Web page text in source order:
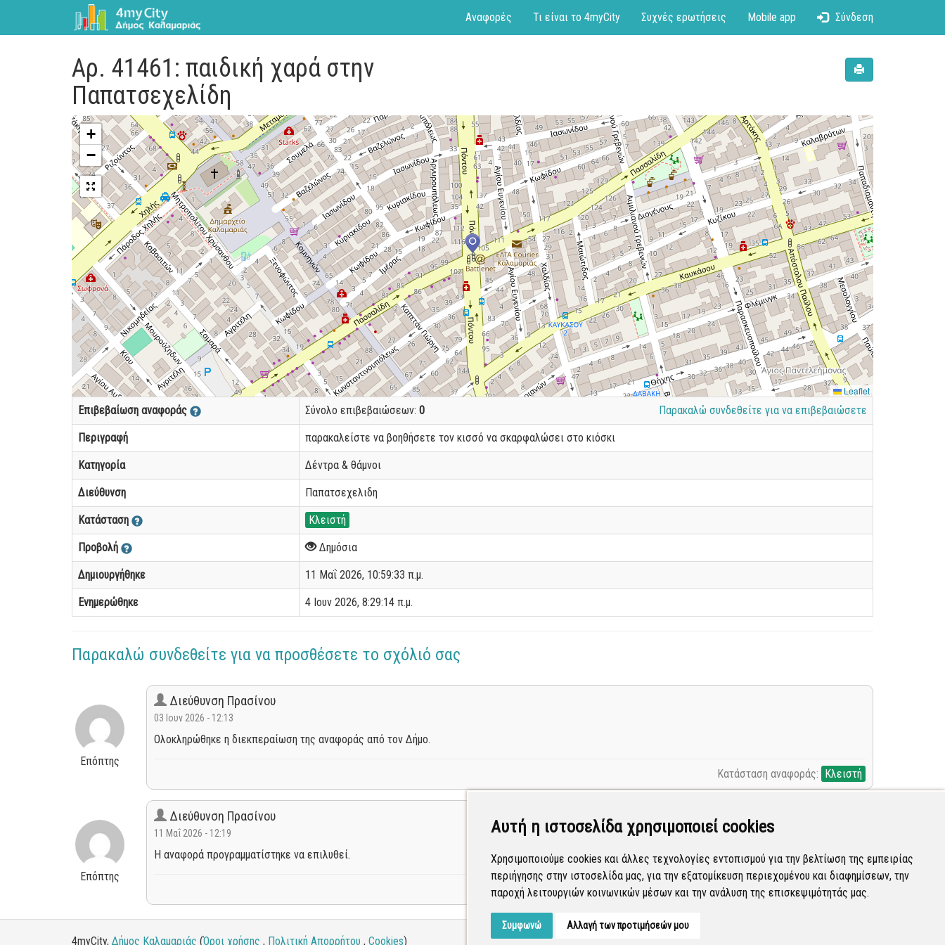
Αυτή η ιστοσελίδα χρησιμοποιεί cookies
Χρησιμοποιούμε cookies και άλλες τεχνολογίες εντοπισμού για την βελτίωση της εμπειρίας
περιήγησης στην ιστοσελίδα μας, για την εξατομίκευση περιεχομένου και διαφημίσεων, την
παροχή λειτουργιών κοινωνικών μέσων και την ανάλυση της επισκεψιμότητάς μας.
Συμφωνώ Αλλαγή των προτιμήσεών μου
Αναφορές Τι είναι το 4myCity Συχνές ερωτήσεις Mobile app Σύνδεση
Αρ. 41461: παιδική χαρά στην
Παπατσεχελίδη
+
−
Leaflet
Επιβεβαίωση αναφοράς Σύνολο επιβεβαιώσεων: 0 Παρακαλώ συνδεθείτε για να επιβεβαιώσετε
Περιγραφή παρακαλείστε να βοηθήσετε τον κισσό να σκαρφαλώσει στο κιόσκι
Κατηγορία Δέντρα & θάμνοι
Διεύθυνση Παπατσεχελιδη
Κατάσταση Κλειστή
Προβολή Δημόσια
Δημιουργήθηκε 11 Μαΐ 2026, 10:59:33 π.μ.
Ενημερώθηκε 4 Ιουν 2026, 8:29:14 π.μ.
Παρακαλώ συνδεθείτε για να προσθέσετε το σχόλιό σας
Επόπτης
Διεύθυνση Πρασίνου
03 Ιουν 2026 - 12:13
Ολοκληρώθηκε η διεκπεραίωση της αναφοράς από τον Δήμο.
Κατάσταση αναφοράς: Κλειστή
Επόπτης
Διεύθυνση Πρασίνου
11 Μαΐ 2026 - 12:19
Η αναφορά προγραμματίστηκε να επιλυθεί.
Κατάσταση αναφοράς: Προγραμματισμένη
4myCity, Δήμος Καλαμαριάς (Όροι χρήσης , Πολιτική Απορρήτου , Cookies)